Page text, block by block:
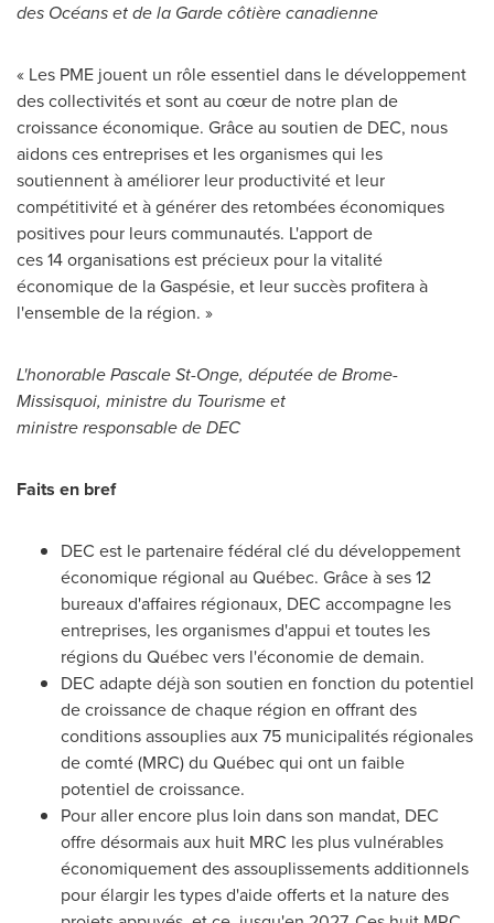
des Océans et de la Garde côtière canadienne
« Les PME jouent un rôle essentiel dans le développement
des collectivités et sont au cœur de notre plan de
croissance économique. Grâce au soutien de DEC, nous
aidons ces entreprises et les organismes qui les
soutiennent à améliorer leur productivité et leur
compétitivité et à générer des retombées économiques
positives pour leurs communautés. L'apport de
ces 14 organisations est précieux pour la vitalité
économique de la Gaspésie, et leur succès profitera à
l'ensemble de la région. »
L'honorable Pascale St‍-‍Onge, députée de Brome-
Missisquoi, ministre du Tourisme et
ministre responsable de DEC
Faits en bref
DEC est le partenaire fédéral clé du développement
économique régional au Québec. Grâce à ses 12
bureaux d'affaires régionaux, DEC accompagne les
entreprises, les organismes d'appui et toutes les
régions du Québec vers l'économie de demain.
DEC adapte déjà son soutien en fonction du potentiel
de croissance de chaque région en offrant des
conditions assouplies aux 75 municipalités régionales
de comté (MRC) du Québec qui ont un faible
potentiel de croissance.
Pour aller encore plus loin dans son mandat, DEC
offre désormais aux huit MRC les plus vulnérables
économiquement des assouplissements additionnels
pour élargir les types d'aide offerts et la nature des